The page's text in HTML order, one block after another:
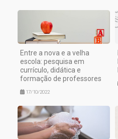
Entre a nova e a velha
escola: pesquisa em
currículo, didática e
formação de professores
17/10/2022